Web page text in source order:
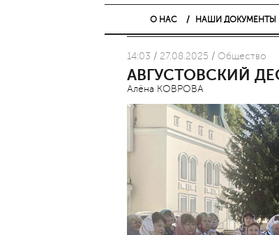
О НАС НАШИ ДОКУМЕНТЫ
14:03 / 27.08.2025 / Общество
АВГУСТОВСКИЙ
Алёна КОВРОВА